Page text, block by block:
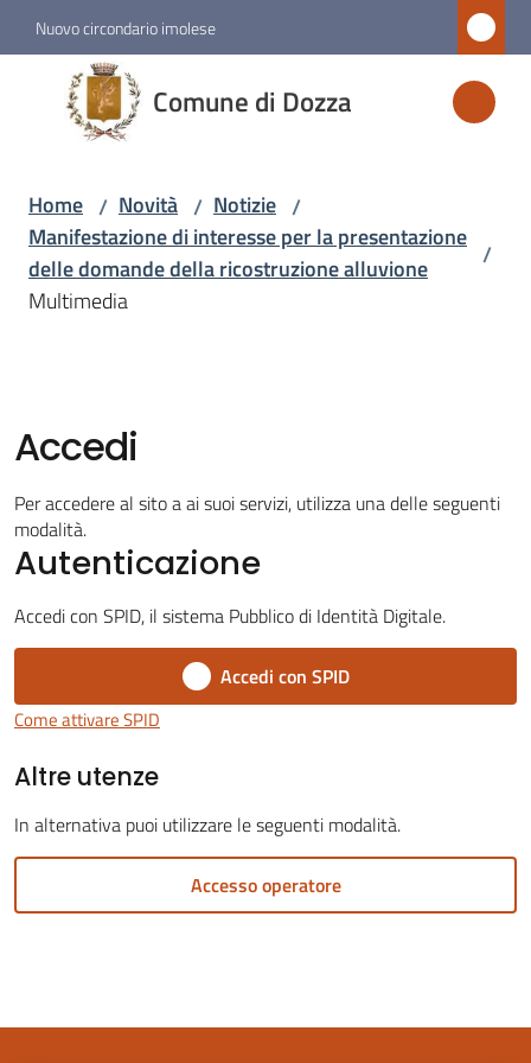
Vai al contenuto
Vai alla navigazione
Vai al footer
Nuovo circondario imolese
Comune di Dozza
Comune
di
Dozza
Amministrazione
Vivere
Dozza
on-
Tutti
Home / Novità / Notizie /
Manifestazione di interesse per la presentazione
delle domande della ricostruzione alluvione
/
Multimedia
Accedi
Per accedere al sito a ai suoi servizi, utilizza una delle seguenti
modalità.
Autenticazione
Accedi con SPID, il sistema Pubblico di Identità Digitale.
Accedi con SPID
Come attivare SPID
Altre utenze
In alternativa puoi utilizzare le seguenti modalità.
Accesso operatore